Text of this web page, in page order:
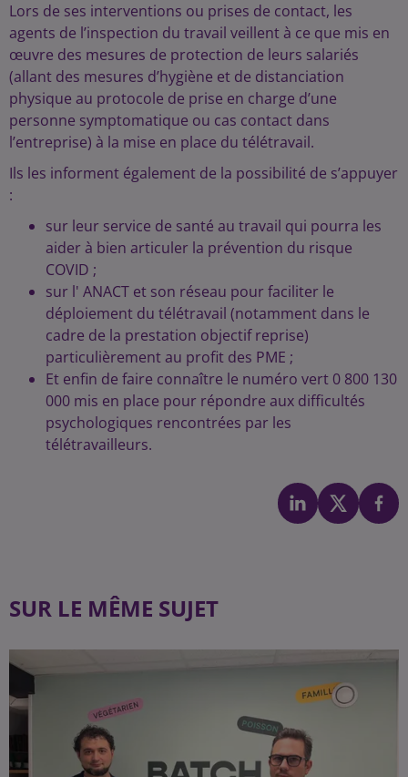
Lors de ses interventions ou prises de contact, les
agents de l’inspection du travail veillent à ce que mis en
œuvre des mesures de protection de leurs salariés
(allant des mesures d’hygiène et de distanciation
physique au protocole de prise en charge d’une
personne symptomatique ou cas contact dans
l’entreprise) à la mise en place du télétravail.
Ils les informent également de la possibilité de s’appuyer
:
sur leur service de santé au travail qui pourra les
aider à bien articuler la prévention du risque
COVID ;
sur l' ANACT et son réseau pour faciliter le
déploiement du télétravail (notamment dans le
cadre de la prestation objectif reprise)
particulièrement au profit des PME ;
Et enfin de faire connaître le numéro vert 0 800 130
000 mis en place pour répondre aux difficultés
psychologiques rencontrées par les
télétravailleurs.
SUR LE MÊME SUJET